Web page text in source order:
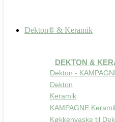
Dekton® & Keramik
DEKTON &
Dekton -
Dekton
Keramik
KAMPAGNE
Køkkenvaske til